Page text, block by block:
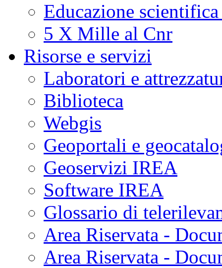
Educazione
5 X Mille al Cnr
Risorse e servizi
Laboratori e
Biblioteca
Webgis
Geoportali e
Geoservizi IREA
Software IREA
Glossario di
Area Riservata -
Area Riservata -